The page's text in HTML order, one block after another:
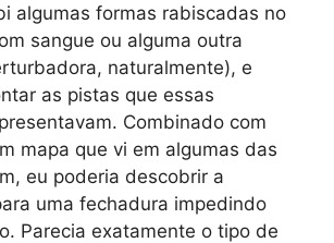
algumas formas rabiscadas no
sangue ou alguma outra
naturalmente), e
as pistas que essas
Combinado com
mapa que vi em algumas das
eu poderia descobrir a
uma fechadura impedindo
Parecia exatamente o tipo de